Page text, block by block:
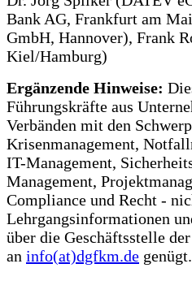
Bank AG, Frankfurt am
GmbH, Hannover), Frank
Kiel/Hamburg)
Ergänzende Hinweise:
Führungskräfte aus
Verbänden mit den
Krisenmanagement,
IT-Management,
Management,
Compliance und Recht -
Lehrgangsinformationen
über die Geschäftsstelle
an info(at)dgfkm.de genügt.